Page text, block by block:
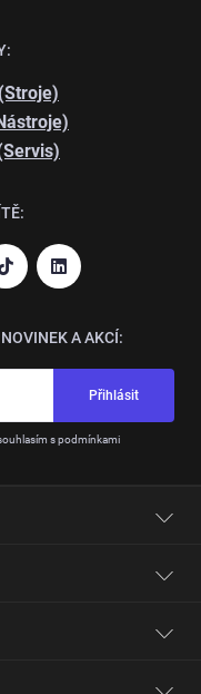
A AKCÍ:
Přihlásit
s podmínkami